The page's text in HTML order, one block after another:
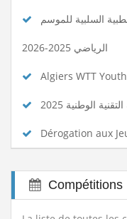
السلبية للموسم
الرياضي 2025-2026
Algiers WTT
الوطنية 2025
Dérogation aux
Compétitions